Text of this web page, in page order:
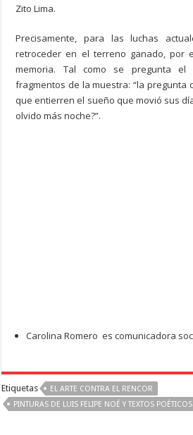
Zito Lima.
Precisamente, para las luchas
retroceder en el terreno ganado, por
memoria. Tal como se pregunta
fragmentos de la muestra: “la pregunta
que entierren el sueño que movió sus
olvido más noche?”.
Carolina Romero es comunicadora
Etiquetas
EL ARTE CONTRA EL RENCOR
PINTURAS DE LUIS FELIPE NOÉ Y TEXTOS